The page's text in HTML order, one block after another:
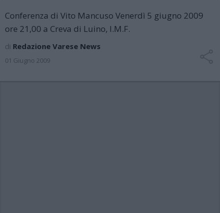
Conferenza di Vito Mancuso Venerdì 5 giugno 2009
ore 21,00 a Creva di Luino, I.M.F.
di Redazione Varese News
01 Giugno 2009